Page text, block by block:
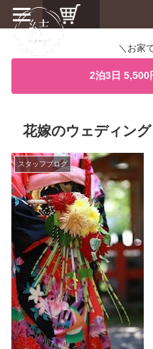
＼お家
2泊3日 5,500
花嫁のウェディン
スタッフブログ